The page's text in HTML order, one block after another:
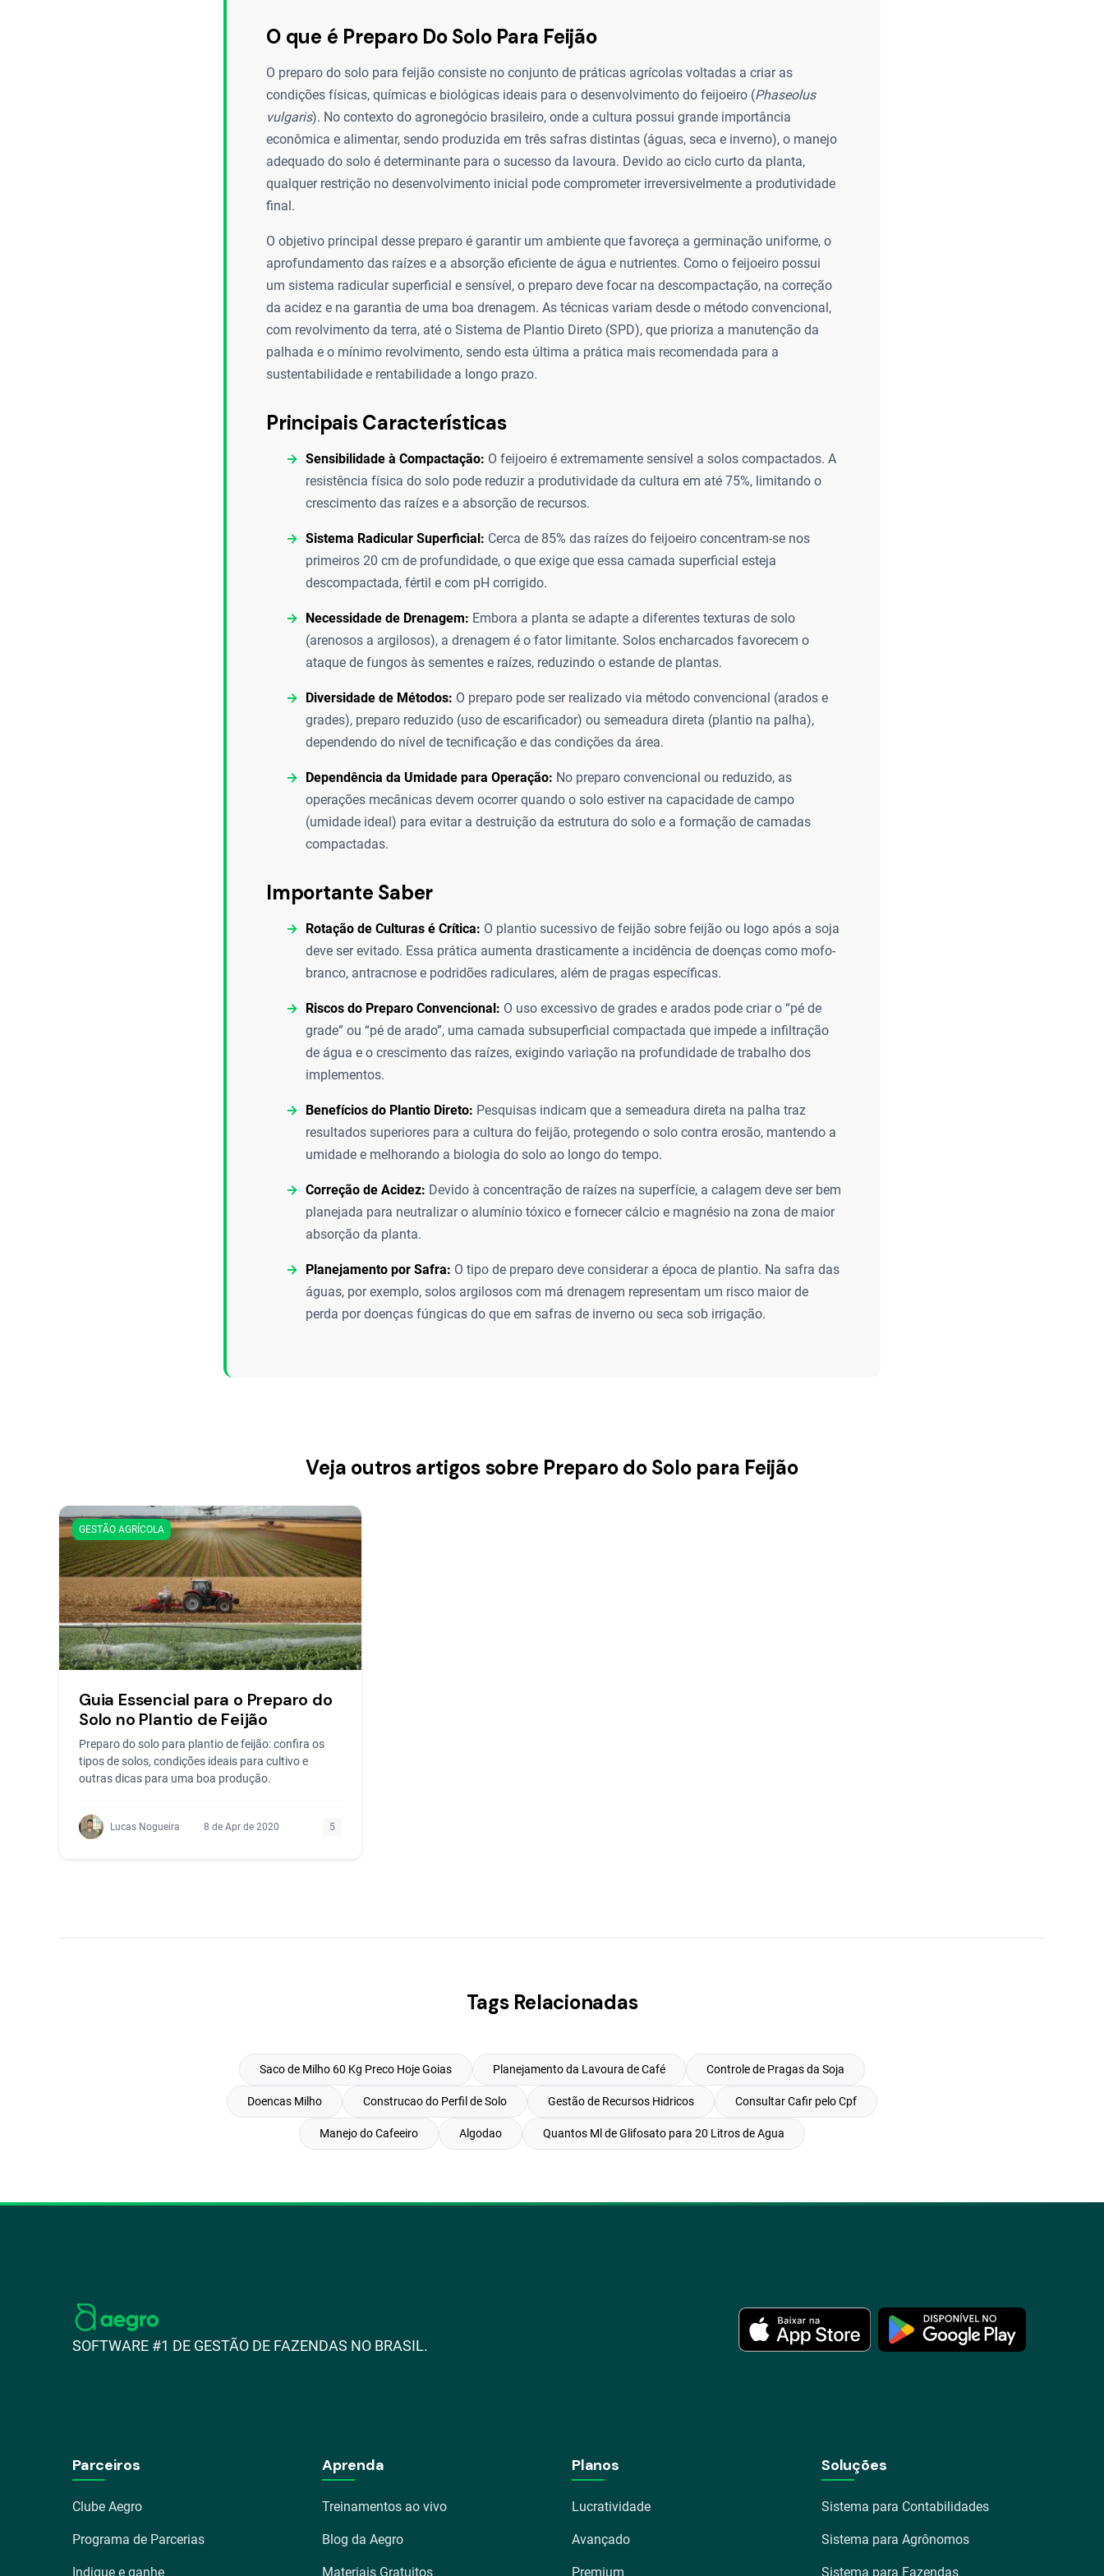
O que é Preparo Do Solo Para Feijão
O preparo do solo para feijão consiste no conjunto de práticas agrícolas voltadas a criar as
condições físicas, químicas e biológicas ideais para o desenvolvimento do feijoeiro (Phaseolus
vulgaris). No contexto do agronegócio brasileiro, onde a cultura possui grande importância
econômica e alimentar, sendo produzida em três safras distintas (águas, seca e inverno), o manejo
adequado do solo é determinante para o sucesso da lavoura. Devido ao ciclo curto da planta,
qualquer restrição no desenvolvimento inicial pode comprometer irreversivelmente a produtividade
final.
O objetivo principal desse preparo é garantir um ambiente que favoreça a germinação uniforme, o
aprofundamento das raízes e a absorção eficiente de água e nutrientes. Como o feijoeiro possui
um sistema radicular superficial e sensível, o preparo deve focar na descompactação, na correção
da acidez e na garantia de uma boa drenagem. As técnicas variam desde o método convencional,
com revolvimento da terra, até o Sistema de Plantio Direto (SPD), que prioriza a manutenção da
palhada e o mínimo revolvimento, sendo esta última a prática mais recomendada para a
sustentabilidade e rentabilidade a longo prazo.
Principais Características
Sensibilidade à Compactação: O feijoeiro é extremamente sensível a solos compactados. A
resistência física do solo pode reduzir a produtividade da cultura em até 75%, limitando o
crescimento das raízes e a absorção de recursos.
Sistema Radicular Superficial: Cerca de 85% das raízes do feijoeiro concentram-se nos
primeiros 20 cm de profundidade, o que exige que essa camada superficial esteja
descompactada, fértil e com pH corrigido.
Necessidade de Drenagem: Embora a planta se adapte a diferentes texturas de solo
(arenosos a argilosos), a drenagem é o fator limitante. Solos encharcados favorecem o
ataque de fungos às sementes e raízes, reduzindo o estande de plantas.
Diversidade de Métodos: O preparo pode ser realizado via método convencional (arados e
grades), preparo reduzido (uso de escarificador) ou semeadura direta (plantio na palha),
dependendo do nível de tecnificação e das condições da área.
Dependência da Umidade para Operação: No preparo convencional ou reduzido, as
operações mecânicas devem ocorrer quando o solo estiver na capacidade de campo
(umidade ideal) para evitar a destruição da estrutura do solo e a formação de camadas
compactadas.
Importante Saber
Rotação de Culturas é Crítica: O plantio sucessivo de feijão sobre feijão ou logo após a soja
deve ser evitado. Essa prática aumenta drasticamente a incidência de doenças como mofo-
branco, antracnose e podridões radiculares, além de pragas específicas.
Riscos do Preparo Convencional: O uso excessivo de grades e arados pode criar o “pé de
grade” ou “pé de arado”, uma camada subsuperficial compactada que impede a infiltração
de água e o crescimento das raízes, exigindo variação na profundidade de trabalho dos
implementos.
Benefícios do Plantio Direto: Pesquisas indicam que a semeadura direta na palha traz
resultados superiores para a cultura do feijão, protegendo o solo contra erosão, mantendo a
umidade e melhorando a biologia do solo ao longo do tempo.
Correção de Acidez: Devido à concentração de raízes na superfície, a calagem deve ser bem
planejada para neutralizar o alumínio tóxico e fornecer cálcio e magnésio na zona de maior
absorção da planta.
Planejamento por Safra: O tipo de preparo deve considerar a época de plantio. Na safra das
águas, por exemplo, solos argilosos com má drenagem representam um risco maior de
perda por doenças fúngicas do que em safras de inverno ou seca sob irrigação.
Veja outros artigos sobre Preparo do Solo para Feijão
GESTÃO AGRÍCOLA
Guia Essencial para o Preparo do
Solo no Plantio de Feijão
Preparo do solo para plantio de feijão: confira os
tipos de solos, condições ideais para cultivo e
outras dicas para uma boa produção.
Lucas Nogueira 8 de Apr de 2020 5
Tags Relacionadas
Saco de Milho 60 Kg Preco Hoje Goias Planejamento da Lavoura de Café Controle de Pragas da Soja
Doencas Milho Construcao do Perfil de Solo Gestão de Recursos Hidricos Consultar Cafir pelo Cpf
Manejo do Cafeeiro Algodao Quantos Ml de Glifosato para 20 Litros de Agua
SOFTWARE #1 DE GESTÃO DE FAZENDAS NO BRASIL.
Parceiros
Clube Aegro
Programa de Parcerias
Indique e ganhe
Aprenda
Treinamentos ao vivo
Blog da Aegro
Materiais Gratuitos
Planos
Lucratividade
Avançado
Premium
Soluções
Sistema para Contabilidades
Sistema para Agrônomos
Sistema para Fazendas